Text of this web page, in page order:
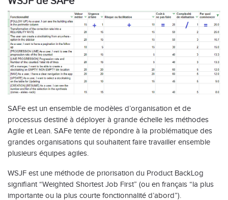
SAFe est un ensemble de modèles d’organisation et de
processus destiné à déployer à grande échelle les méthodes
Agile et Lean. SAFe tente de répondre à la problématique des
grandes organisations qui souhaitent faire travailler ensemble
plusieurs équipes agiles.
WSJF est une méthode de priorisation du Product BackLog
signifiant “Weighted Shortest Job First” (ou en français “la plus
importante ou la plus courte fonctionnalité d’abord”).